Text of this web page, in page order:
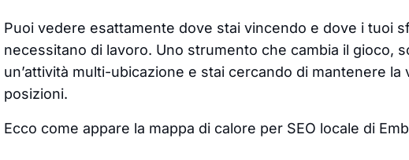
Puoi vedere esattamente dove stai vincendo e dove i tuoi
necessitano di lavoro. Uno strumento che cambia il gioco,
un’attività multi-ubicazione e stai cercando di mantenere la
posizioni.
Ecco come appare la mappa di calore per SEO locale di